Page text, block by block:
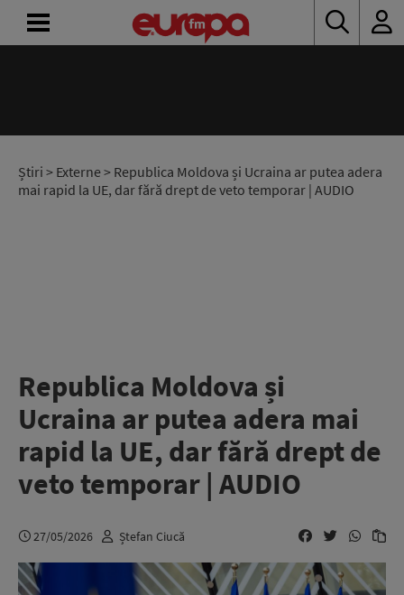
Știri > Externe> Republica Moldova și Ucraina ar putea adera
mai rapid la UE, dar fără drept de veto temporar | AUDIO
Republica Moldova și
Ucraina ar putea adera mai
rapid la UE, dar fără drept de
veto temporar | AUDIO
27/05/2026 Ștefan Ciucă
RADIO